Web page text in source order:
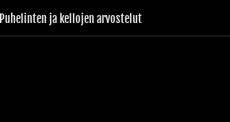
Puhelinten ja kellojen arvostelut